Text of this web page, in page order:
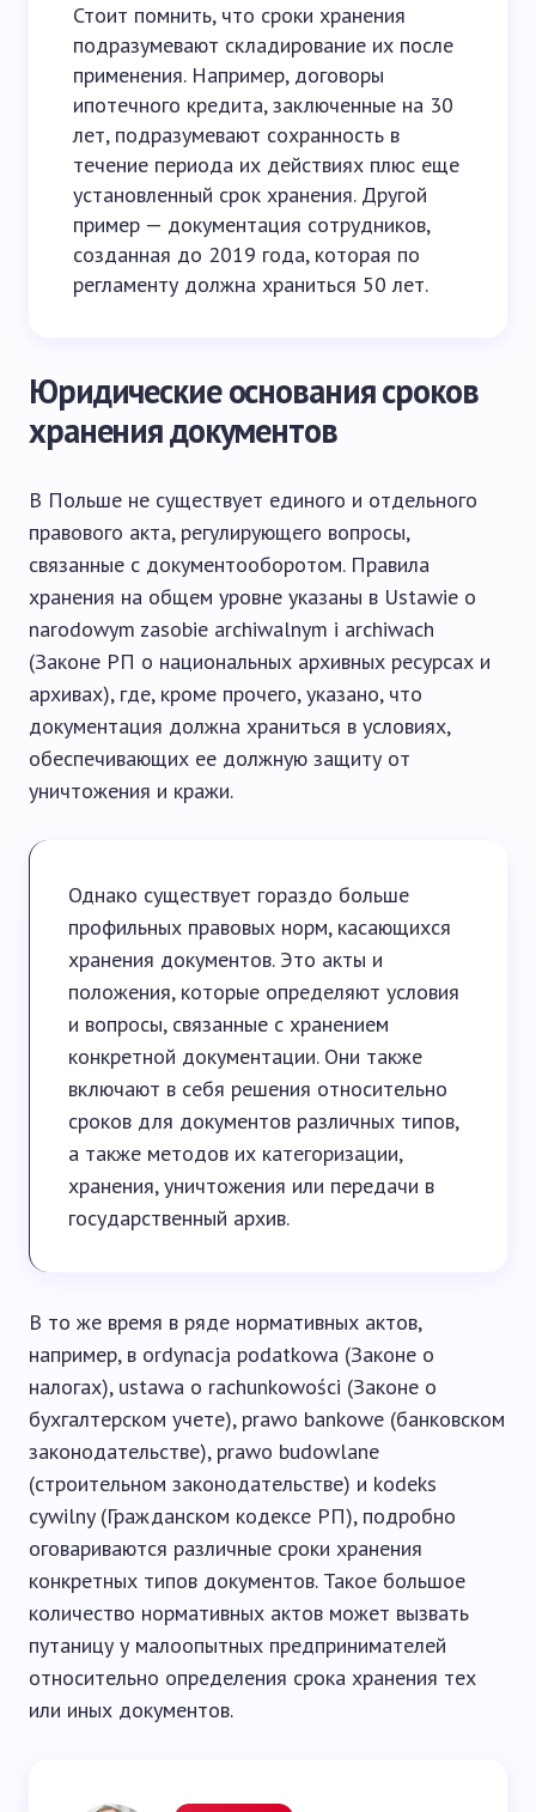
Стоит помнить, что сроки хранения
подразумевают складирование их после
применения. Например, договоры
ипотечного кредита, заключенные на 30
лет, подразумевают сохранность в
течение периода их действиях плюс еще
установленный срок хранения. Другой
пример — документация сотрудников,
созданная до 2019 года, которая по
регламенту должна храниться 50 лет.
Юридические основания сроков
хранения документов
В Польше не существует единого и отдельного
правового акта, регулирующего вопросы,
связанные с документооборотом. Правила
хранения на общем уровне указаны в Ustawie o
narodowym zasobie archiwalnym i archiwach
(Законе РП о национальных архивных ресурсах и
архивах), где, кроме прочего, указано, что
документация должна храниться в условиях,
обеспечивающих ее должную защиту от
уничтожения и кражи.
Однако существует гораздо больше
профильных правовых норм, касающихся
хранения документов. Это акты и
положения, которые определяют условия
и вопросы, связанные с хранением
конкретной документации. Они также
включают в себя решения относительно
сроков для документов различных типов,
а также методов их категоризации,
хранения, уничтожения или передачи в
государственный архив.
В то же время в ряде нормативных актов,
например, в ordynacja podatkowa (Законе о
налогах), ustawa o rachunkowości (Законе о
бухгалтерском учете), prawo bankowe (банковском
законодательстве), prawo budowlane
(строительном законодательстве) и kodeks
cywilny (Гражданском кодексе РП), подробно
оговариваются различные сроки хранения
конкретных типов документов. Такое большое
количество нормативных актов может вызвать
путаницу у малоопытных предпринимателей
относительно определения срока хранения тех
или иных документов.